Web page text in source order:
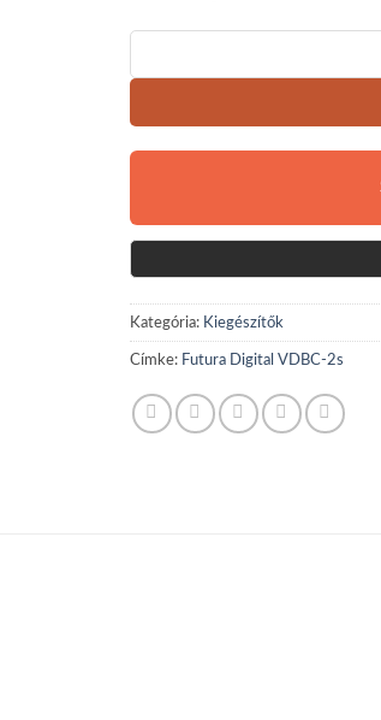
Kategória: Kiegészítők
Címke: Futura Digital VDBC-2s